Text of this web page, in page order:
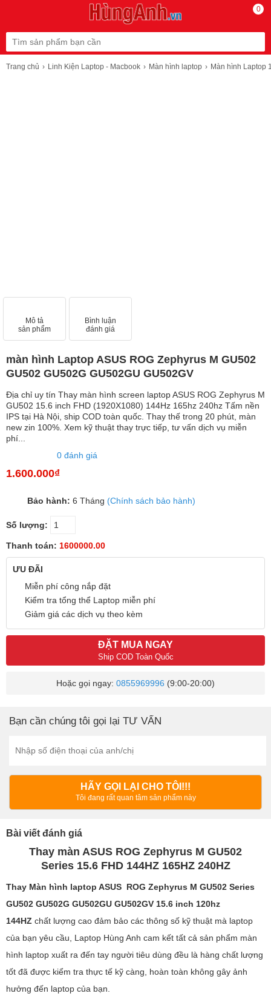
0
Trang chủ Linh Kiện Laptop - Macbook Màn hình laptop Màn hình Laptop
Mô tả
sản phẩm
Bình luận
đánh giá
màn hình Laptop ASUS ROG Zephyrus M GU502
GU502 GU502G GU502GU GU502GV
Địa chỉ uy tín Thay màn hình screen laptop ASUS ROG Zephyrus M
GU502 15.6 inch FHD (1920X1080) 144Hz 165hz 240hz Tấm nền
IPS tại Hà Nội, ship COD toàn quốc. Thay thế trong 20 phút, màn
new zin 100%. Xem kỹ thuật thay trực tiếp, tư vấn dịch vụ miễn
phí...
0 đánh giá
1.600.000₫
Bảo hành: 6 Tháng (Chính sách bảo hành)
Số lượng:
Thanh toán: 1600000.00
ƯU ĐÃI
Miễn phí công nắp đặt
Kiểm tra tổng thể Laptop miễn phí
Giảm giá các dịch vụ theo kèm
ĐẶT MUA NGAY
Ship COD Toàn Quốc
Hoặc gọi ngay: 0855969996 (9:00-20:00)
Bạn cần chúng tôi gọi lại TƯ VẤN
HÃY GỌI LẠI CHO TÔI!!!
Tôi đang rất quan tâm sản phẩm này
Bài viết đánh giá
Thay màn ASUS ROG Zephyrus M GU502
Series 15.6 FHD 144HZ 165HZ 240HZ
Thay Màn hình laptop ASUS ROG Zephyrus M GU502 Series
GU502 GU502G GU502GU GU502GV 15.6 inch 120hz
144HZ chất lượng cao đảm bảo các thông số kỹ thuật mà laptop
của bạn yêu cầu, Laptop Hùng Anh cam kết tất cả sản phẩm màn
hình laptop xuất ra đến tay người tiêu dùng đều là hàng chất lượng
tốt đã được kiểm tra thực tế kỹ càng, hoàn toàn không gây ảnh
hưởng đến laptop của bạn.